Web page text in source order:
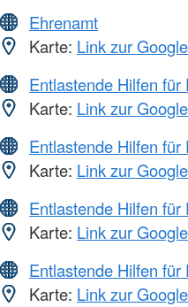
Ehrenamt
Karte: Link zur
Entlastende Hilfen für
Karte: Link zur
Entlastende Hilfen für
Karte: Link zur
Entlastende Hilfen für
Karte: Link zur
Entlastende Hilfen für
Karte: Link zur